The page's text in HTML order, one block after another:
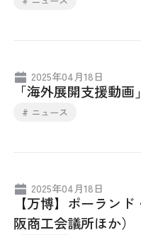
2025年04月18日
「海外展開支援動
# ニュース
2025年04月18日
【万博】ポーラン
阪商工会議所ほか）